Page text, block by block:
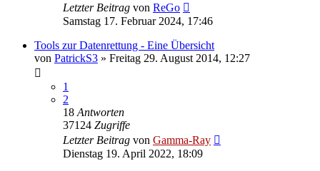
Letzter Beitrag von ReGo
Samstag 17. Februar 2024, 17:46
Tools zur Datenrettung - Eine Übersicht
von PatrickS3 » Freitag 29. August 2014, 12:27
1
2
18 Antworten
37124 Zugriffe
Letzter Beitrag von Gamma-Ray
Dienstag 19. April 2022, 18:09